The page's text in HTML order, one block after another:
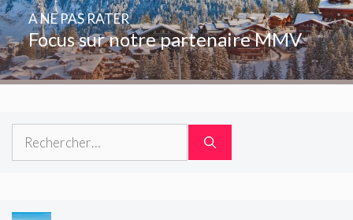
Focus sur notre partenaire MMV
A NE PAS RATER